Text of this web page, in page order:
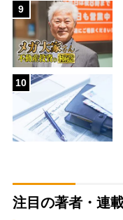
9
10
注目の著者・連